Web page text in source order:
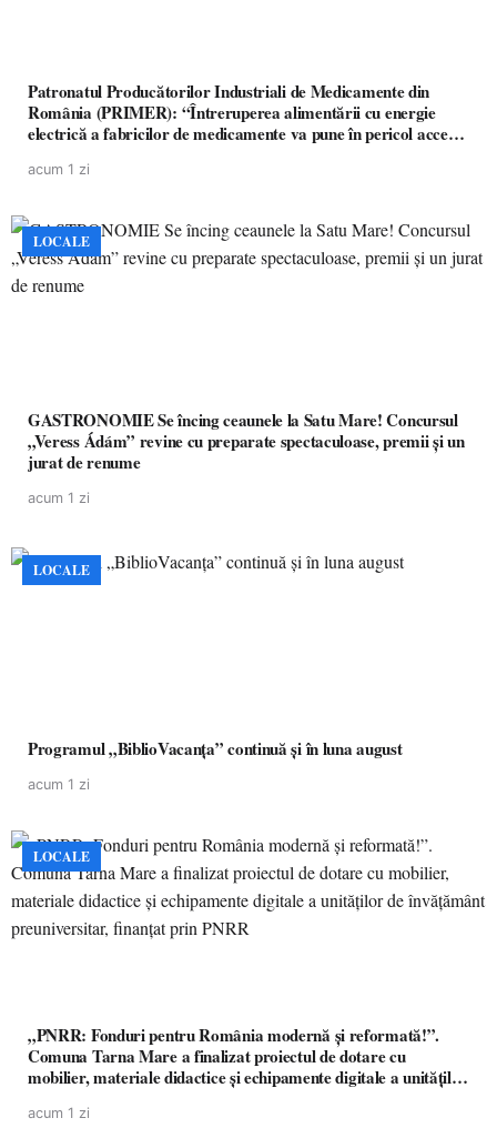
Patronatul Producătorilor Industriali de Medicamente din
România (PRIMER): “Întreruperea alimentării cu energie
electrică a fabricilor de medicamente va pune în pericol accesul
acum 1 zi
LOCALE
GASTRONOMIE Se încing ceaunele la Satu Mare! Concursul
„Veress Ádám” revine cu preparate spectaculoase, premii și un
jurat de renume
acum 1 zi
LOCALE
Programul „BiblioVacanța” continuă și în luna august
acum 1 zi
LOCALE
„PNRR: Fonduri pentru România modernă și reformată!”.
Comuna Tarna Mare a finalizat proiectul de dotare cu
mobilier, materiale didactice și echipamente digitale a unităților
acum 1 zi